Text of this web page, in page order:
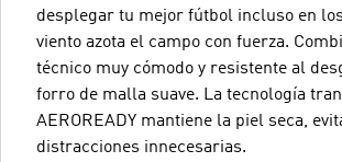
desplegar tu mejor fútbol incluso en
viento azota el campo con fuerza.
técnico muy cómodo y resistente al
forro de malla suave. La tecnología
AEROREADY mantiene la piel seca,
distracciones innecesarias.